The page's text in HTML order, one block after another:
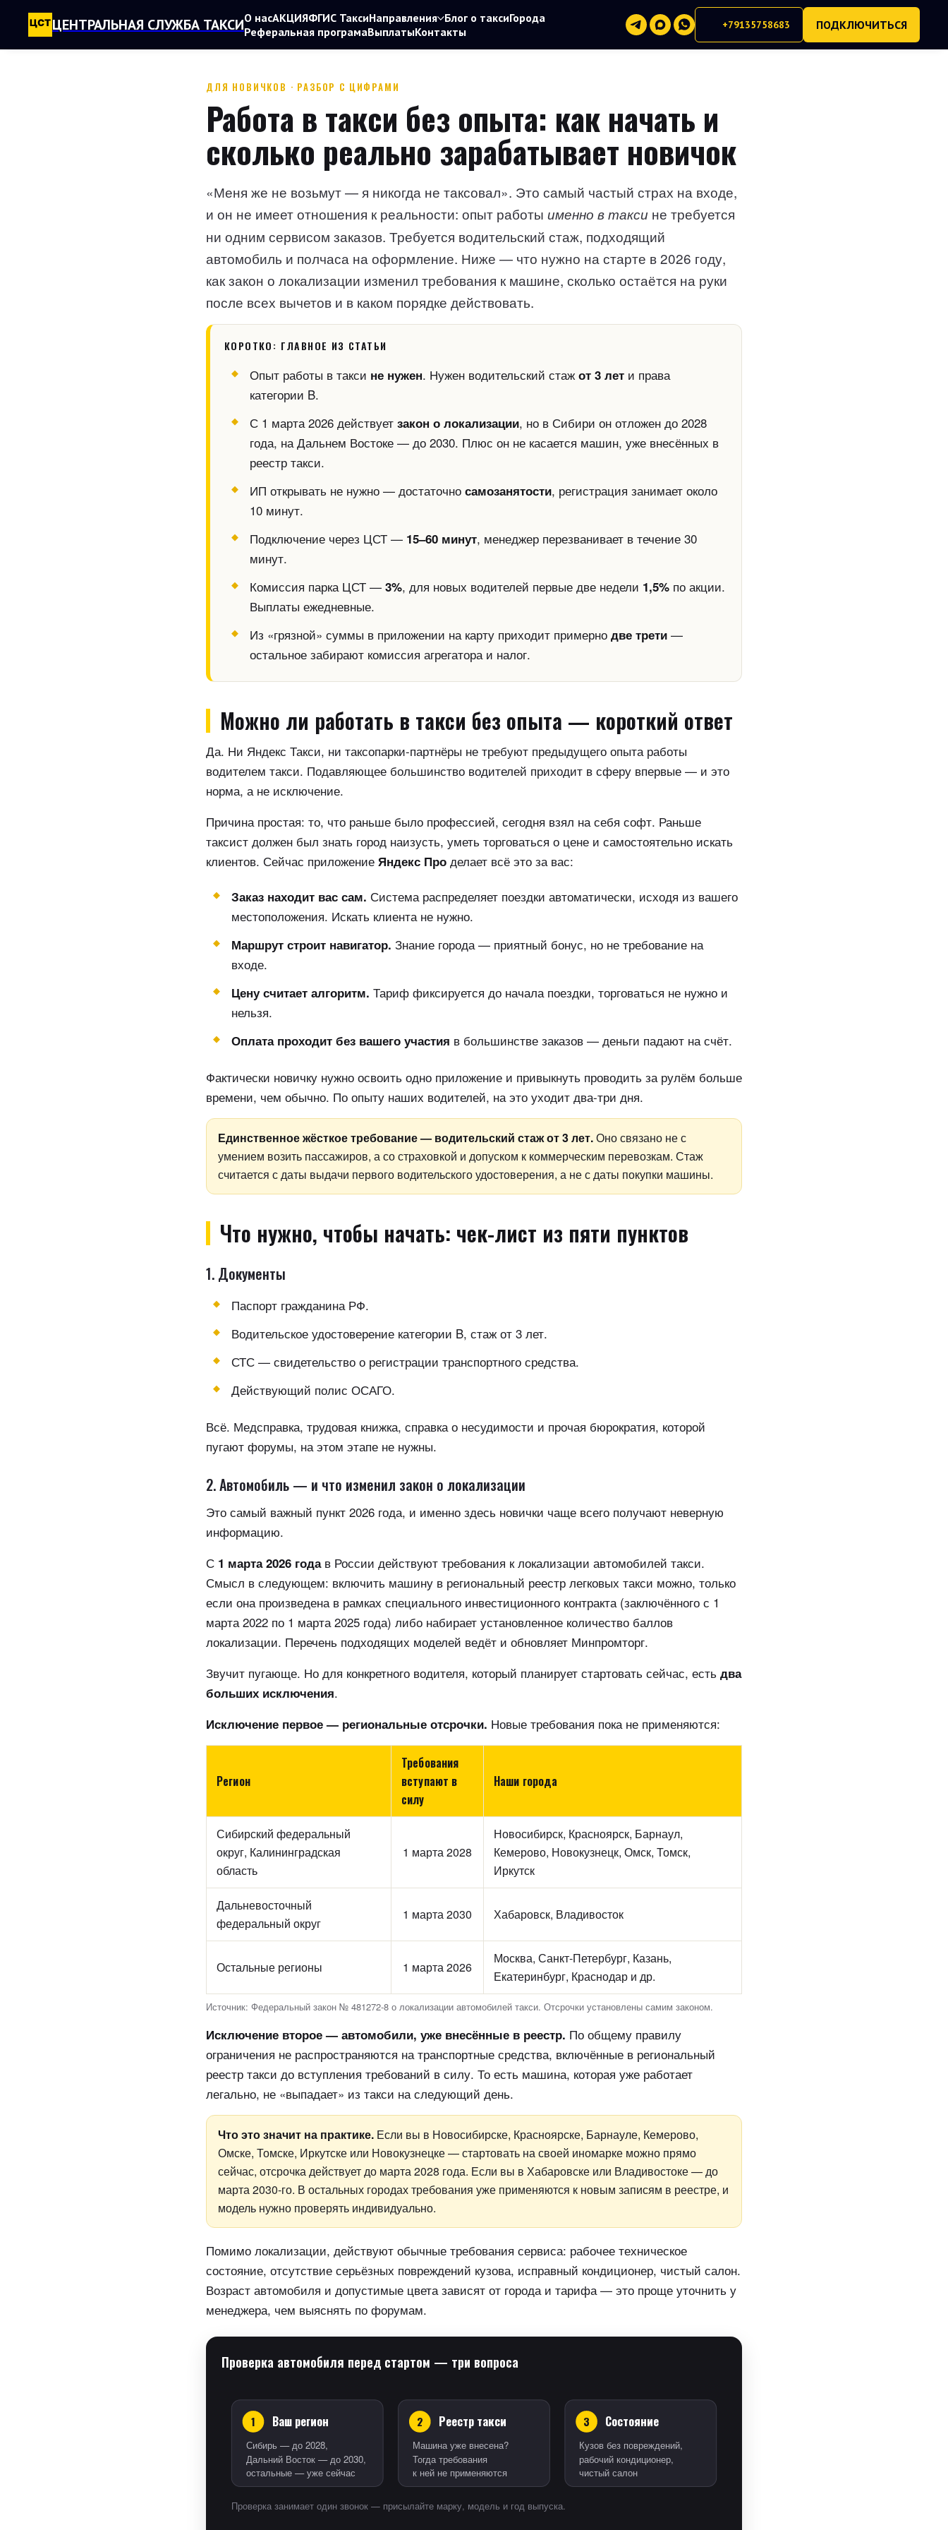
ЦЕНТРАЛЬНАЯ СЛУЖБА ТАКСИО насАКЦИЯФГИС ТаксиНаправления Блог о таксиГорода
Реферальная програмаВыплатыКонтакты
+79135758683 ПОДКЛЮЧИТЬСЯ
ДЛЯ НОВИЧКОВ · РАЗБОР С ЦИФРАМИ
Работа в такси без опыта: как начать и
сколько реально зарабатывает новичок
«Меня же не возьмут — я никогда не таксовал». Это самый частый страх на входе,
и он не имеет отношения к реальности: опыт работы именно в такси не требуется
ни одним сервисом заказов. Требуется водительский стаж, подходящий
автомобиль и полчаса на оформление. Ниже — что нужно на старте в 2026 году,
как закон о локализации изменил требования к машине, сколько остаётся на руки
после всех вычетов и в каком порядке действовать.
КОРОТКО: ГЛАВНОЕ ИЗ СТАТЬИ
Опыт работы в такси не нужен. Нужен водительский стаж от 3 лет и права
категории B.
С 1 марта 2026 действует закон о локализации, но в Сибири он отложен до 2028
года, на Дальнем Востоке — до 2030. Плюс он не касается машин, уже внесённых в
реестр такси.
ИП открывать не нужно — достаточно самозанятости, регистрация занимает около
10 минут.
Подключение через ЦСТ — 15–60 минут, менеджер перезванивает в течение 30
минут.
Комиссия парка ЦСТ — 3%, для новых водителей первые две недели 1,5% по акции.
Выплаты ежедневные.
Из «грязной» суммы в приложении на карту приходит примерно две трети —
остальное забирают комиссия агрегатора и налог.
Можно ли работать в такси без опыта — короткий ответ
Да. Ни Яндекс Такси, ни таксопарки-партнёры не требуют предыдущего опыта работы
водителем такси. Подавляющее большинство водителей приходит в сферу впервые — и это
норма, а не исключение.
Причина простая: то, что раньше было профессией, сегодня взял на себя софт. Раньше
таксист должен был знать город наизусть, уметь торговаться о цене и самостоятельно искать
клиентов. Сейчас приложение Яндекс Про делает всё это за вас:
Заказ находит вас сам. Система распределяет поездки автоматически, исходя из вашего
местоположения. Искать клиента не нужно.
Маршрут строит навигатор. Знание города — приятный бонус, но не требование на
входе.
Цену считает алгоритм. Тариф фиксируется до начала поездки, торговаться не нужно и
нельзя.
Оплата проходит без вашего участия в большинстве заказов — деньги падают на счёт.
Фактически новичку нужно освоить одно приложение и привыкнуть проводить за рулём больше
времени, чем обычно. По опыту наших водителей, на это уходит два-три дня.
Единственное жёсткое требование — водительский стаж от 3 лет.Оно связано не с
умением возить пассажиров, а со страховкой и допуском к коммерческим перевозкам. Стаж
считается с даты выдачи первого водительского удостоверения, а не с даты покупки машины.
Что нужно, чтобы начать: чек-лист из пяти пунктов
1. Документы
Паспорт гражданина РФ.
Водительское удостоверение категории B, стаж от 3 лет.
СТС — свидетельство о регистрации транспортного средства.
Действующий полис ОСАГО.
Всё. Медсправка, трудовая книжка, справка о несудимости и прочая бюрократия, которой
пугают форумы, на этом этапе не нужны.
2. Автомобиль — и что изменил закон о локализации
Это самый важный пункт 2026 года, и именно здесь новички чаще всего получают неверную
информацию.
С 1 марта 2026 годав России действуют требования к локализации автомобилей такси.
Смысл в следующем: включить машину в региональный реестр легковых такси можно, только
если она произведена в рамках специального инвестиционного контракта (заключённого с 1
марта 2022 по 1 марта 2025 года) либо набирает установленное количество баллов
локализации. Перечень подходящих моделей ведёт и обновляет Минпромторг.
Звучит пугающе. Но для конкретного водителя, который планирует стартовать сейчас, есть два
больших исключения.
Исключение первое — региональные отсрочки. Новые требования пока не применяются:
Источник: Федеральный закон № 481272-8 о локализации автомобилей такси. Отсрочки установлены самим законом.
Регион
Требования
вступают в
силу
Наши города
Сибирский федеральный
округ, Калининградская
область
1 марта 2028
Новосибирск, Красноярск, Барнаул,
Кемерово, Новокузнецк, Омск, Томск,
Иркутск
Дальневосточный
федеральный округ
1 марта 2030 Хабаровск, Владивосток
Остальные регионы 1 марта 2026
Москва, Санкт-Петербург, Казань,
Екатеринбург, Краснодар и др.
Исключение второе — автомобили, уже внесённые в реестр. По общему правилу
ограничения не распространяются на транспортные средства, включённые в региональный
реестр такси до вступления требований в силу. То есть машина, которая уже работает
легально, не «выпадает» из такси на следующий день.
Что это значит на практике. Если вы в Новосибирске, Красноярске, Барнауле, Кемерово,
Омске, Томске, Иркутске или Новокузнецке — стартовать на своей иномарке можно прямо
сейчас, отсрочка действует до марта 2028 года. Если вы в Хабаровске или Владивостоке — до
марта 2030-го. В остальных городах требования уже применяются к новым записям в реестре, и
модель нужно проверять индивидуально.
Помимо локализации, действуют обычные требования сервиса: рабочее техническое
состояние, отсутствие серьёзных повреждений кузова, исправный кондиционер, чистый салон.
Возраст автомобиля и допустимые цвета зависят от города и тарифа — это проще уточнить у
менеджера, чем выяснять по форумам.
Проверка автомобиля перед стартом — три вопроса
1 2 3
Ваш регион Реестр такси Состояние
Сибирь — до 2028,
Дальний Восток — до 2030,
остальные — уже сейчас
Машина уже внесена?
Тогда требования
к ней не применяются
Кузов без повреждений,
рабочий кондиционер,
чистый салон
Проверка занимает один звонок — присылайте марку, модель и год выпуска.